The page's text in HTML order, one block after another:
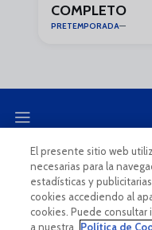
COMPLETO
PRETEMPORADA
El presente sitio web
necesarias para la
estadísticas y
cookies accediendo al
cookies. Puede
a nuestra
Política de